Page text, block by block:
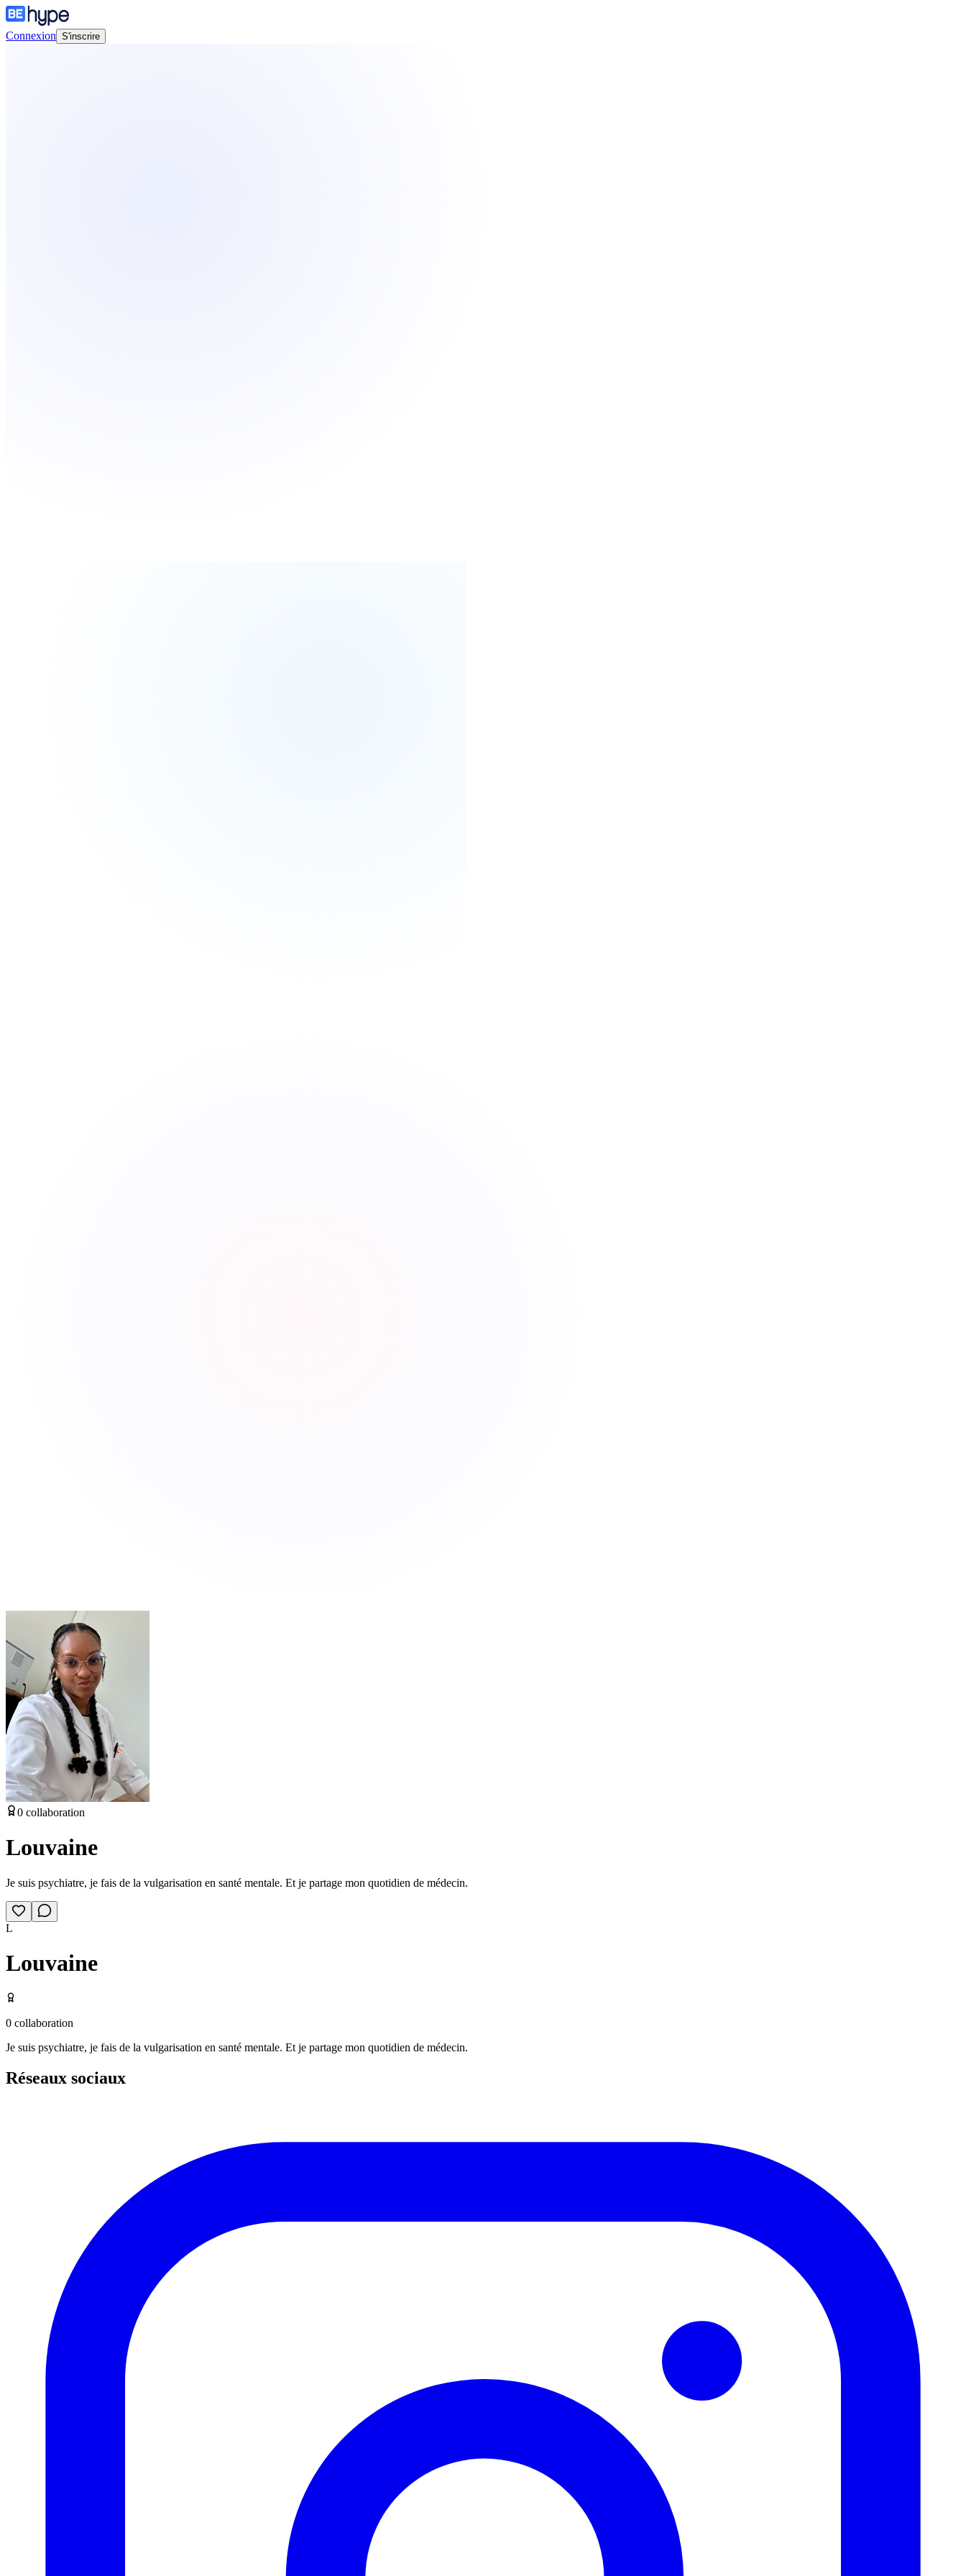
Connexion S'inscrire
0 collaboration
Louvaine
Je suis psychiatre, je fais de la vulgarisation en santé mentale. Et je partage mon quotidien de médecin.
L
Louvaine
0 collaboration
Je suis psychiatre, je fais de la vulgarisation en santé mentale. Et je partage mon quotidien de médecin.
Réseaux sociaux